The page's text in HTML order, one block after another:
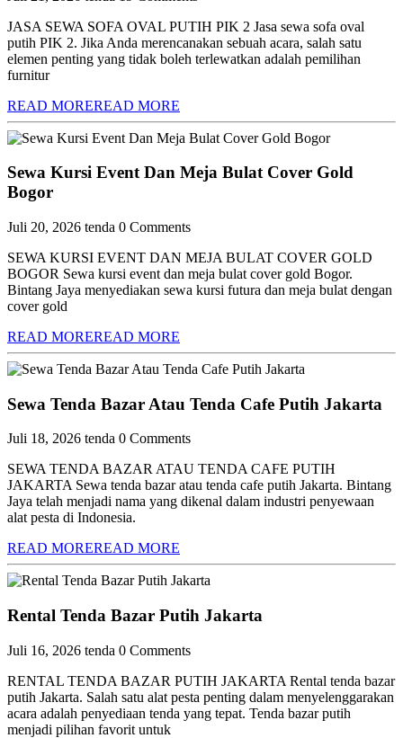
JASA SEWA SOFA OVAL PUTIH PIK 2 Jasa sewa sofa oval
putih PIK 2. Jika Anda merencanakan sebuah acara, salah satu
elemen penting yang tidak boleh terlewatkan adalah pemilihan
furnitur
READ MOREREAD MORE
Sewa Kursi Event Dan Meja Bulat Cover Gold
Bogor
Juli 20, 2026 tenda 0 Comments
SEWA KURSI EVENT DAN MEJA BULAT COVER GOLD
BOGOR Sewa kursi event dan meja bulat cover gold Bogor.
Bintang Jaya menyediakan sewa kursi futura dan meja bulat dengan
cover gold
READ MOREREAD MORE
Sewa Tenda Bazar Atau Tenda Cafe Putih Jakarta
Juli 18, 2026 tenda 0 Comments
SEWA TENDA BAZAR ATAU TENDA CAFE PUTIH
JAKARTA Sewa tenda bazar atau tenda cafe putih Jakarta. Bintang
Jaya telah menjadi nama yang dikenal dalam industri penyewaan
alat pesta di Indonesia.
READ MOREREAD MORE
Rental Tenda Bazar Putih Jakarta
Juli 16, 2026 tenda 0 Comments
RENTAL TENDA BAZAR PUTIH JAKARTA Rental tenda bazar
putih Jakarta. Salah satu alat pesta penting dalam menyelenggarakan
acara adalah penyediaan tenda yang tepat. Tenda bazar putih
menjadi pilihan favorit untuk